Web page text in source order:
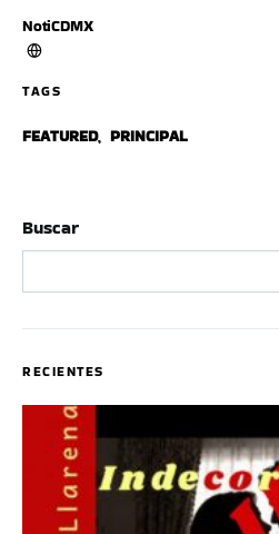
NotiCDMX
TAGS
FEATURED, PRINCIPAL
Buscar
RECIENTES